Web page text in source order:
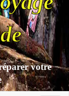
votre